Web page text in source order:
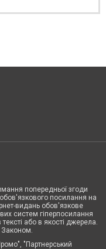
попередньої згоди
посилання на
видань обов'язкове
систем гіперпосилання
або в якості джерела.
"Партнерський